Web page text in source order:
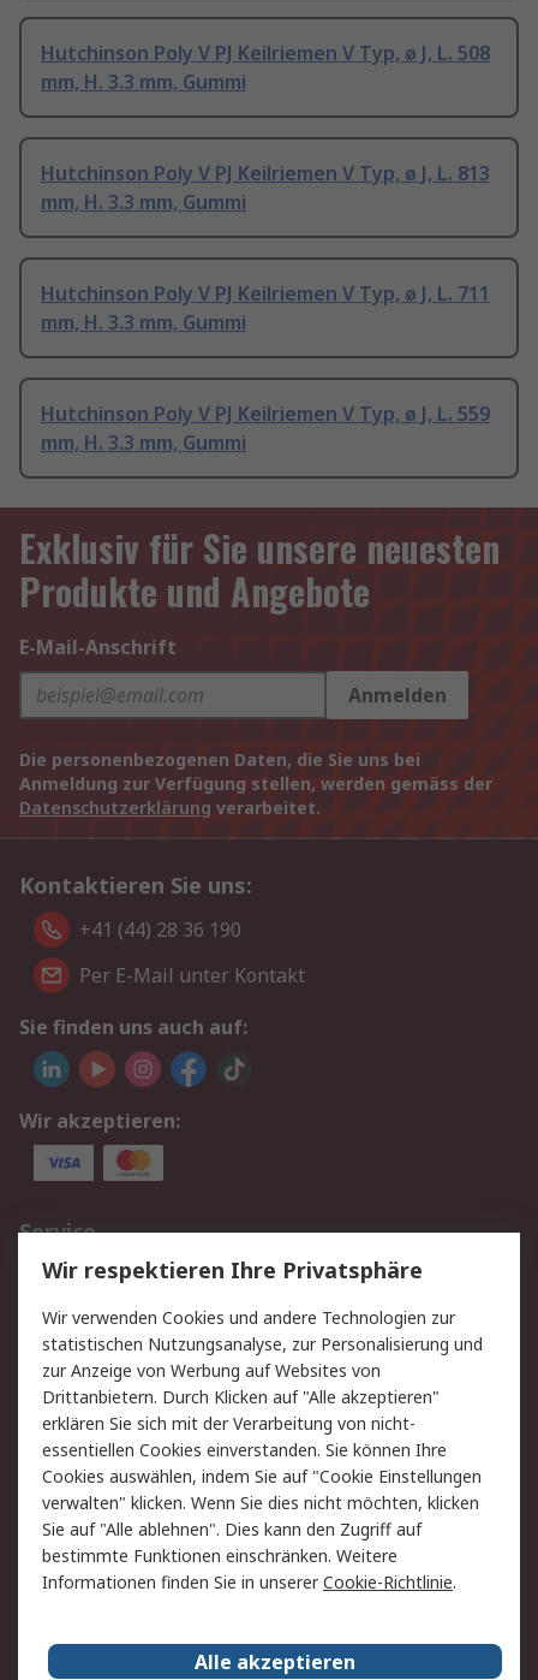
Hutchinson Poly V PJ Keilriemen V Typ, ø J, L. 508
mm, H. 3.3 mm, Gummi
Hutchinson Poly V PJ Keilriemen V Typ, ø J, L. 813
mm, H. 3.3 mm, Gummi
Hutchinson Poly V PJ Keilriemen V Typ, ø J, L. 711
mm, H. 3.3 mm, Gummi
Hutchinson Poly V PJ Keilriemen V Typ, ø J, L. 559
mm, H. 3.3 mm, Gummi
Exklusiv für Sie unsere neuesten
Produkte und Angebote
E-Mail-Anschrift
Anmelden
Die personenbezogenen Daten, die Sie uns bei
Anmeldung zur Verfügung stellen, werden gemäss der
Datenschutzerklärung verarbeitet.
Kontaktieren Sie uns:
+41 (44) 28 36 190
Per E-Mail unter Kontakt
Sie finden uns auch auf:
Wir akzeptieren:
Service
Value Added Services
Lieferlösungen
Rücksendungen
Kontakt
Hilfe
Rechtliches
AGB
Datenschutz
Cookie-Richtlinie
Zahlungsbedingungen
Copyright/Impressum
Über RS
Karriere bei RS
Nachhaltigkeit
Wir respektieren Ihre Privatsphäre
Wir verwenden Cookies und andere Technologien zur
statistischen Nutzungsanalyse, zur Personalisierung und
zur Anzeige von Werbung auf Websites von
Drittanbietern. Durch Klicken auf "Alle akzeptieren"
erklären Sie sich mit der Verarbeitung von nicht-
essentiellen Cookies einverstanden. Sie können Ihre
Cookies auswählen, indem Sie auf "Cookie Einstellungen
verwalten" klicken. Wenn Sie dies nicht möchten, klicken
Sie auf "Alle ablehnen". Dies kann den Zugriff auf
bestimmte Funktionen einschränken. Weitere
Informationen finden Sie in unsererCookie-Richtlinie.
Alle akzeptieren